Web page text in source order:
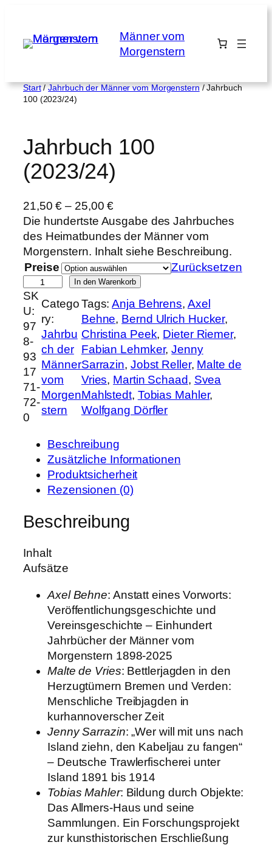
springen
Männer vom
Morgenstern
Start/Jahrbuch der Männer vom Morgenstern/ Jahrbuch
100 (2023/24)
Jahrbuch 100
(2023/24)
21,50€ – 25,00€
Die hundertste Ausgabe des Jahrbuches
des Heimatbundes der Männer vom
Morgenstern. Inhalt siehe Beschreibung.
Preise
Zurücksetzen
a
h
r
b
u
c
h
1
0
/
4
)
In den Warenkorb
SK
U:
97
8-
93
17
71-
72-
0
Catego
ry:
Jahrbu
ch der
Männer
vom
Morgen
stern
Tags:Anja Behrens, Axel
Behne, Bernd Ulrich Hucker
Christina Peek, Dieter Riemer
Fabian Lehmker, Jenny
Sarrazin, Jobst Reller, Malte de
Vries, Martin Schaad, Svea
Mahlstedt, Tobias Mahler
Wolfgang Dörfler
Beschreibung
Zusätzliche Informationen
Produktsicherheit
Rezensionen (0)
Beschreibung
Inhalt
Aufsätze
Axel Behne: Anstatt eines Vorworts:
Veröffentlichungsgeschichte und
Vereinsgeschichte – Einhundert
Jahrbücher der Männer vom
Morgenstern 1898-2025
Malte de Vries: Bettlerjagden in den
Herzugtümern Bremen und Verden:
Menschliche Treibjagden in
kurhannoverscher Zeit
Jenny Sarrazin: „Wer will mit uns nach
Island ziehn, den Kabeljau zu fangen“
– Deutsche Trawlerfischerei unter
Island 1891 bis 1914
Tobias Mahler: Bildung durch Objekte:
Das Allmers-Haus und seine
Sammlungen. Ein Forschungsprojekt
zur kunsthistorischen Erschließung